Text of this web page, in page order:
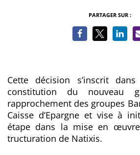
PARTAGER SUR :
Cette décision s’inscrit
constitution du nouveau
rapprochement des groupes
Caisse d’Epargne et vise à
étape dans la mise en
tructuration de Natixis.